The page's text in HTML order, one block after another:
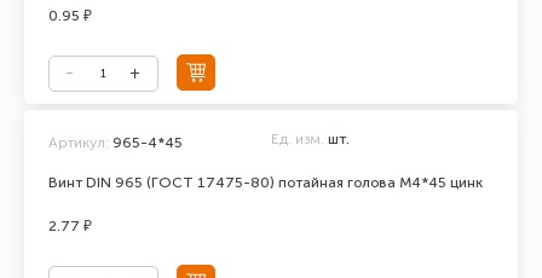
0.95 ₽
Винт DIN 965 (ГОСТ 17475-80) потайная голова М4*45 цинк
Артикул: 965-4*45 Ед. изм. шт.
2.77 ₽